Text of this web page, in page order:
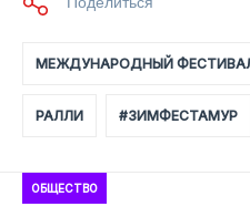
МЕЖДУНАРОДНЫЙ
РАЛЛИ #ЗИМФЕСТАМУР
ОБЩЕСТВО